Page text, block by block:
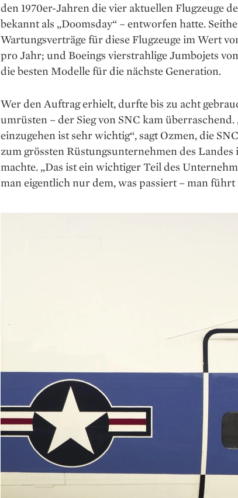
den 1970er-Jahren die vier aktuellen Flugzeuge
bekannt als „Doomsday“ – entworfen hatte.
Wartungsverträge für diese Flugzeuge im Wert
pro Jahr; und Boeings vierstrahlige Jumbojets
die besten Modelle für die nächste Generation.
Wer den Auftrag erhielt, durfte bis zu acht
umrüsten – der Sieg von SNC kam überraschend.
einzugehen ist sehr wichtig“, sagt Ozmen, die
zum grössten Rüstungsunternehmen des
machte. „Das ist ein wichtiger Teil des
man eigentlich nur dem, was passiert – man führt